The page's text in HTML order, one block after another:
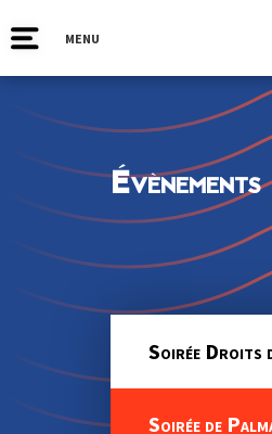
MENU
Évènements
Soirée Droits
Soirée de